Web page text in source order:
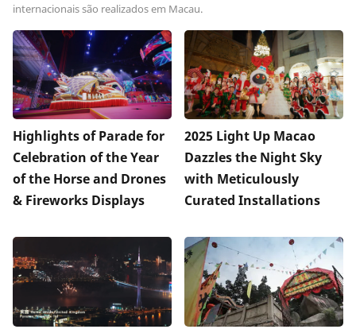
internacionais são realizados em Macau.
Highlights of Parade for
Celebration of the Year
of the Horse and Drones
& Fireworks Displays
2025 Light Up Macao
Dazzles the Night Sky
with Meticulously
Curated Installations